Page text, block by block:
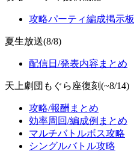
攻略パーティ編成掲示板
夏生放送(8/8)
配信日/発表内容まとめ
天上劇団もぐら座復刻(~8/14)
攻略/報酬まとめ
効率周回/編成例まとめ
マルチバトルボス攻略
シングルバトル攻略